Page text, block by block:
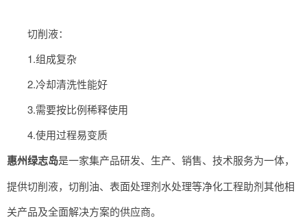
切削液：
1.组成复杂
2.冷却清洗性能好
3.需要按比例稀释使用
4.使用过程易变质
惠州绿志岛是一家集产品研发、生产、销售、技术服务为一体，
提供切削液，切削油、表面处理剂水处理等净化工程助剂其他相
关产品及全面解决方案的供应商。